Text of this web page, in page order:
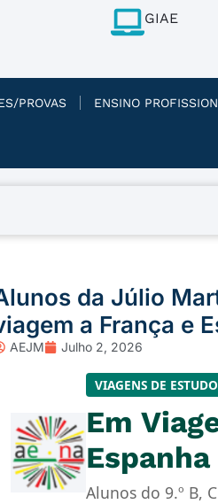
GIAE
PROVAS ENSINO
da Júlio
a França e
AEJM Julho 2, 2026
VIAGENS DE
Em
Espanha
Alunos do 9.º B,